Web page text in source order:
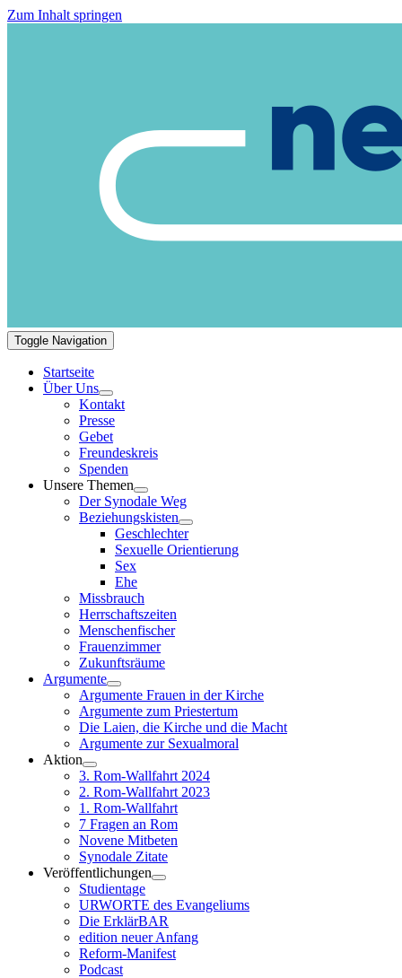
Zum Inhalt springen
Toggle Navigation
Startseite
Über Uns
Kontakt
Presse
Gebet
Freundeskreis
Spenden
Unsere Themen
Der Synodale Weg
Beziehungskisten
Geschlechter
Sexuelle Orientierung
Sex
Ehe
Missbrauch
Herrschaftszeiten
Menschenfischer
Frauenzimmer
Zukunftsräume
Argumente
Argumente Frauen in der Kirche
Argumente zum Priestertum
Die Laien, die Kirche und die Macht
Argumente zur Sexualmoral
Aktion
3. Rom-Wallfahrt 2024
2. Rom-Wallfahrt 2023
1. Rom-Wallfahrt
7 Fragen an Rom
Novene Mitbeten
Synodale Zitate
Veröffentlichungen
Studientage
URWORTE des Evangeliums
Die ErklärBAR
edition neuer Anfang
Reform-Manifest
Podcast